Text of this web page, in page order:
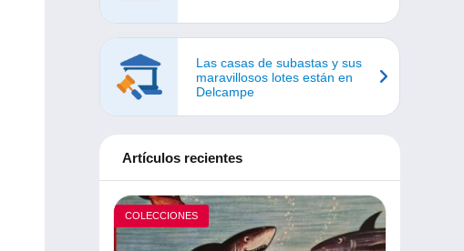
Las casas de subastas y sus
maravillosos lotes están en
Delcampe
Artículos recientes
COLECCIONES